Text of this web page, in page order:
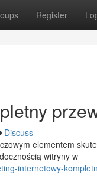
Register
Discuss
elementem
witryny w
internetowy-